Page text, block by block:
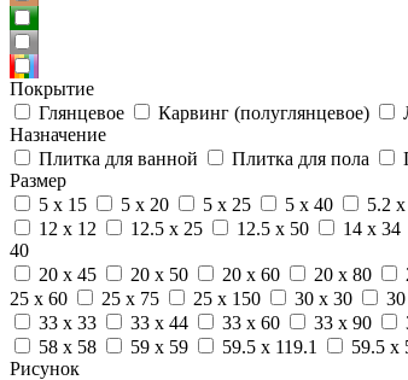
Покрытие
Глянцевое
Карвинг (полуглянцевое)
Назначение
Плитка для ванной
Плитка для пола
Размер
5 x 15
5 x 20 5 x 25 5 x 40 5.2
12 x 12
12.5 x 25 12.5 x 50 14 x 34
40
20 x 45
20 x 50 20 x 60 20 x 80
25 x 60
25 x 75 25 x 150 30 x 30
33 x 33
33 x 44 33 x 60 33 x 90
58 x 58
59 x 59 59.5 x 119.1 59.5 x
Рисунок